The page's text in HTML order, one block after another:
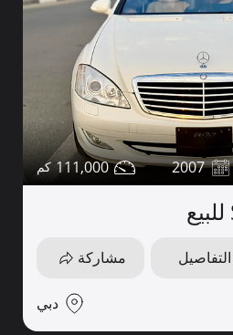
2007
111,000
التفاصيل مشاركة
دبي